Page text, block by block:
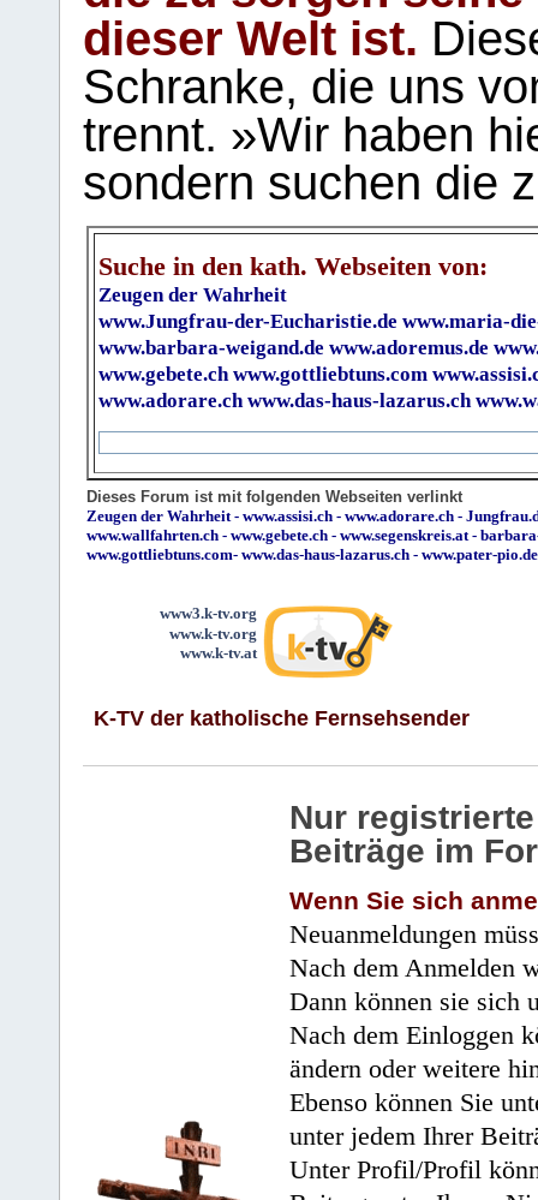
dieser Welt ist.
Schranke, die uns
trennt. »Wir haben
sondern suchen die
Suche in den kath. Webseiten von:
Zeugen der Wahrheit
www.Jungfrau-der-Eucharistie.de www.maria-
www.barbara-weigand.de www.adoremus.de
www.gebete.ch www.gottliebtuns.com
www.adorare.ch www.das-haus-lazarus.ch
Dieses Forum ist mit folgenden Webseiten verlinkt
Zeugen der Wahrheit - www.assisi.ch - www.adorare.ch -
www.wallfahrten.ch - www.gebete.ch - www.segenskreis.at -
www.gottliebtuns.com- www.das-haus-lazarus.ch - www.pater-pio.de
www3.k-tv.org
www.k-tv.org
www.k-tv.at
K-TV der katholische Fernsehsender
Nur
Beiträge im
Wenn Sie sich
Neuanmeldungen
Nach dem Anmelden
Dann können sie sich
Nach dem Einloggen
ändern oder weitere
Ebenso können Sie
unter jedem Ihrer
Unter Profil/Profil